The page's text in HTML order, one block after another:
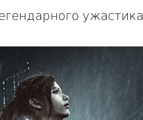
ужастика